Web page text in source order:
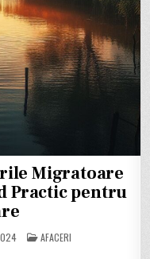
Migratoare
Practic pentru
POSTED
IN
AFACERI